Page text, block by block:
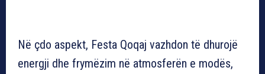
Në çdo aspekt, Festa Qoqaj vazhdon të dhurojë
energji dhe frymëzim në atmosferën e modës,